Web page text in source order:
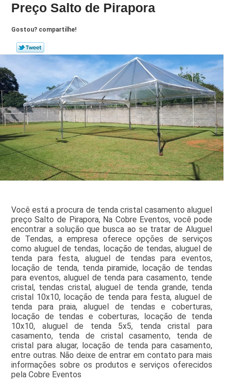
Preço Salto de Pirapora
Gostou? compartilhe!
Você está a procura de tenda cristal casamento aluguel
preço Salto de Pirapora, Na Cobre Eventos, você pode
encontrar a solução que busca ao se tratar de Aluguel
de Tendas, a empresa oferece opções de serviços
como aluguel de tendas, locação de tendas, aluguel de
tenda para festa, aluguel de tendas para eventos,
locação de tenda, tenda piramide, locação de tendas
para eventos, aluguel de tenda para casamento, tende
cristal, tendas cristal, aluguel de tenda grande, tenda
cristal 10x10, locação de tenda para festa, aluguel de
tenda para praia, aluguel de tendas e coberturas,
locação de tendas e coberturas, locação de tenda
10x10, aluguel de tenda 5x5, tenda cristal para
casamento, tenda de cristal casamento, tenda de
cristal para alugar, locação de tenda para casamento,
entre outras. Não deixe de entrar em contato para mais
informações sobre os produtos e serviços oferecidos
pela Cobre Eventos